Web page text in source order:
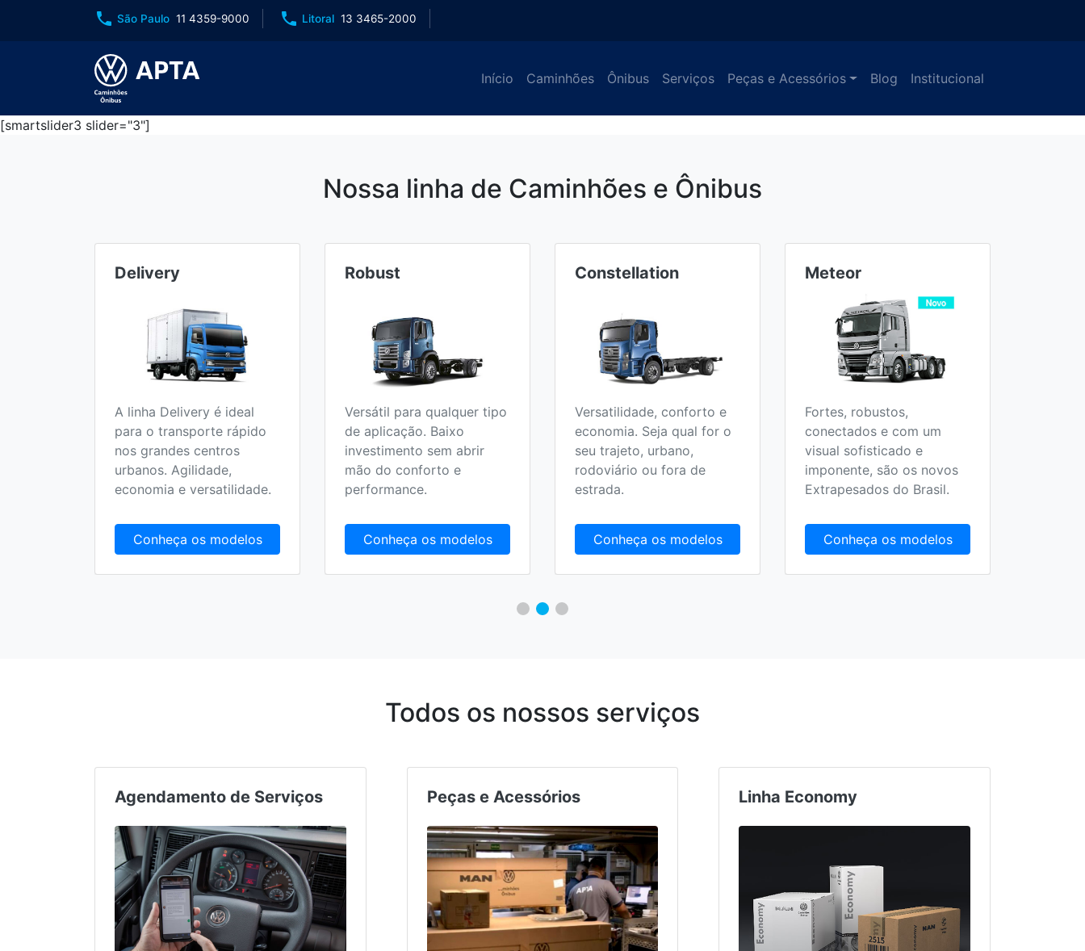
phone São Paulo 11 4359-9000 phone Litoral 13 3465-2000
Início Caminhões Ônibus Serviços Peças e Acessórios Blog Institucional
[smartslider3 slider="3"]
Nossa linha de Caminhões e Ônibus
Delivery
A linha Delivery é ideal
para o transporte rápido
nos grandes centros
urbanos. Agilidade,
economia e versatilidade.
Conheça os modelos
Robust
Versátil para qualquer tipo
de aplicação. Baixo
investimento sem abrir
mão do conforto e
performance.
Conheça os modelos
Constellation
Versatilidade, conforto e
economia. Seja qual for o
seu trajeto, urbano,
rodoviário ou fora de
estrada.
Conheça os modelos
Meteor
Fortes, robustos,
conectados e com um
visual sofisticado e
imponente, são os novos
Extrapesados do Brasil.
Conheça os modelos
Todos os nossos serviços
Agendamento de Serviços Peças e Acessórios Linha Economy